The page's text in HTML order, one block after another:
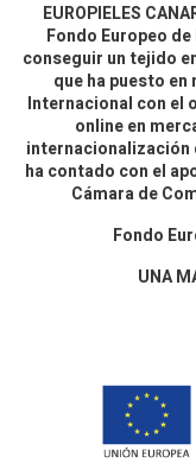
EUROPIELES
Fondo Europeo
conseguir un tejido
que ha puesto
Internacional con el
online en
internacionalización
ha contado con el
Cámara de
Fondo
UNA